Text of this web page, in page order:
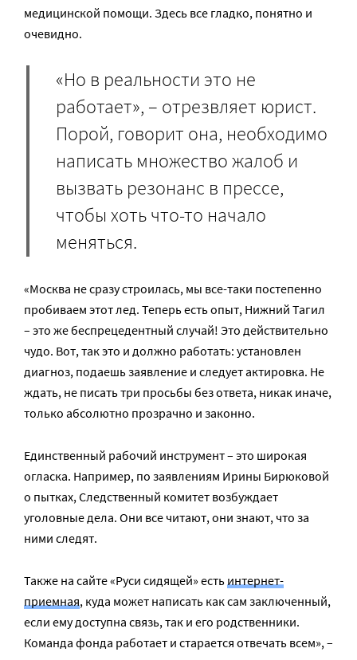
медицинской помощи. Здесь все гладко, понятно и
очевидно.
«Но в реальности это не
работает», – отрезвляет юрист.
Порой, говорит она, необходимо
написать множество жалоб и
вызвать резонанс в прессе,
чтобы хоть что-то начало
меняться.
«Москва не сразу строилась, мы все-таки постепенно
пробиваем этот лед. Теперь есть опыт, Нижний Тагил
– это же беспрецедентный случай! Это действительно
чудо. Вот, так это и должно работать: установлен
диагноз, подаешь заявление и следует актировка. Не
ждать, не писать три просьбы без ответа, никак иначе,
только абсолютно прозрачно и законно.
Единственный рабочий инструмент – это широкая
огласка. Например, по заявлениям Ирины Бирюковой
о пытках, Следственный комитет возбуждает
уголовные дела. Они все читают, они знают, что за
ними следят.
Также на сайте «Руси сидящей» естьинтернет-
приемная, куда может написать как сам заключенный,
если ему доступна связь, так и его родственники.
Команда фонда работает и старается отвечать всем», –